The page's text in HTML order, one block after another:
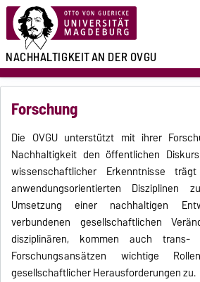
NACHHALTIGKEITAN DER OVGU
Forschung
Die OVGU unterstützt mit ihrer
Nachhaltigkeit den öffentlichen
wissenschaftlicher Erkenntnisse
anwendungsorientierten Disziplinen
Umsetzung einer nachhaltigen
verbundenen gesellschaftlichen
disziplinären, kommen auch trans-
Forschungsansätzen wichtige
gesellschaftlicher Herausforderungen zu.